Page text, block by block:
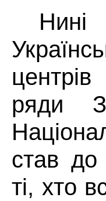
Нині
ряди
став до
ті, хто